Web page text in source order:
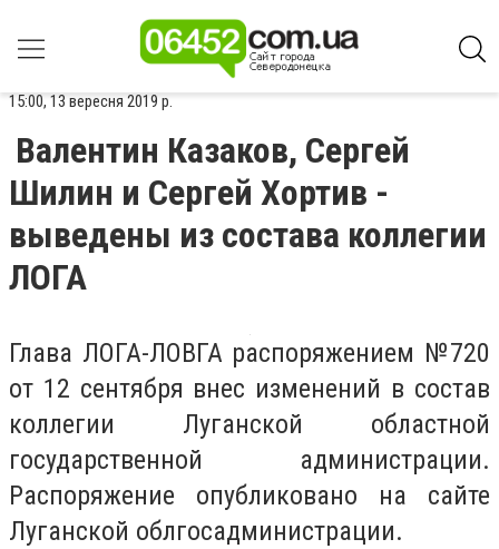
15:00, 13 вересня 2019 р.
Валентин Казаков, Сергей
Шилин и Сергей Хортив -
выведены из состава коллегии
ЛОГА
Глава ЛОГА-ЛОВГА распоряжением №720
от 12 сентября внес изменений в состав
коллегии Луганской областной
государственной администрации.
Распоряжение опубликовано на сайте
Луганской облгосадминистрации.